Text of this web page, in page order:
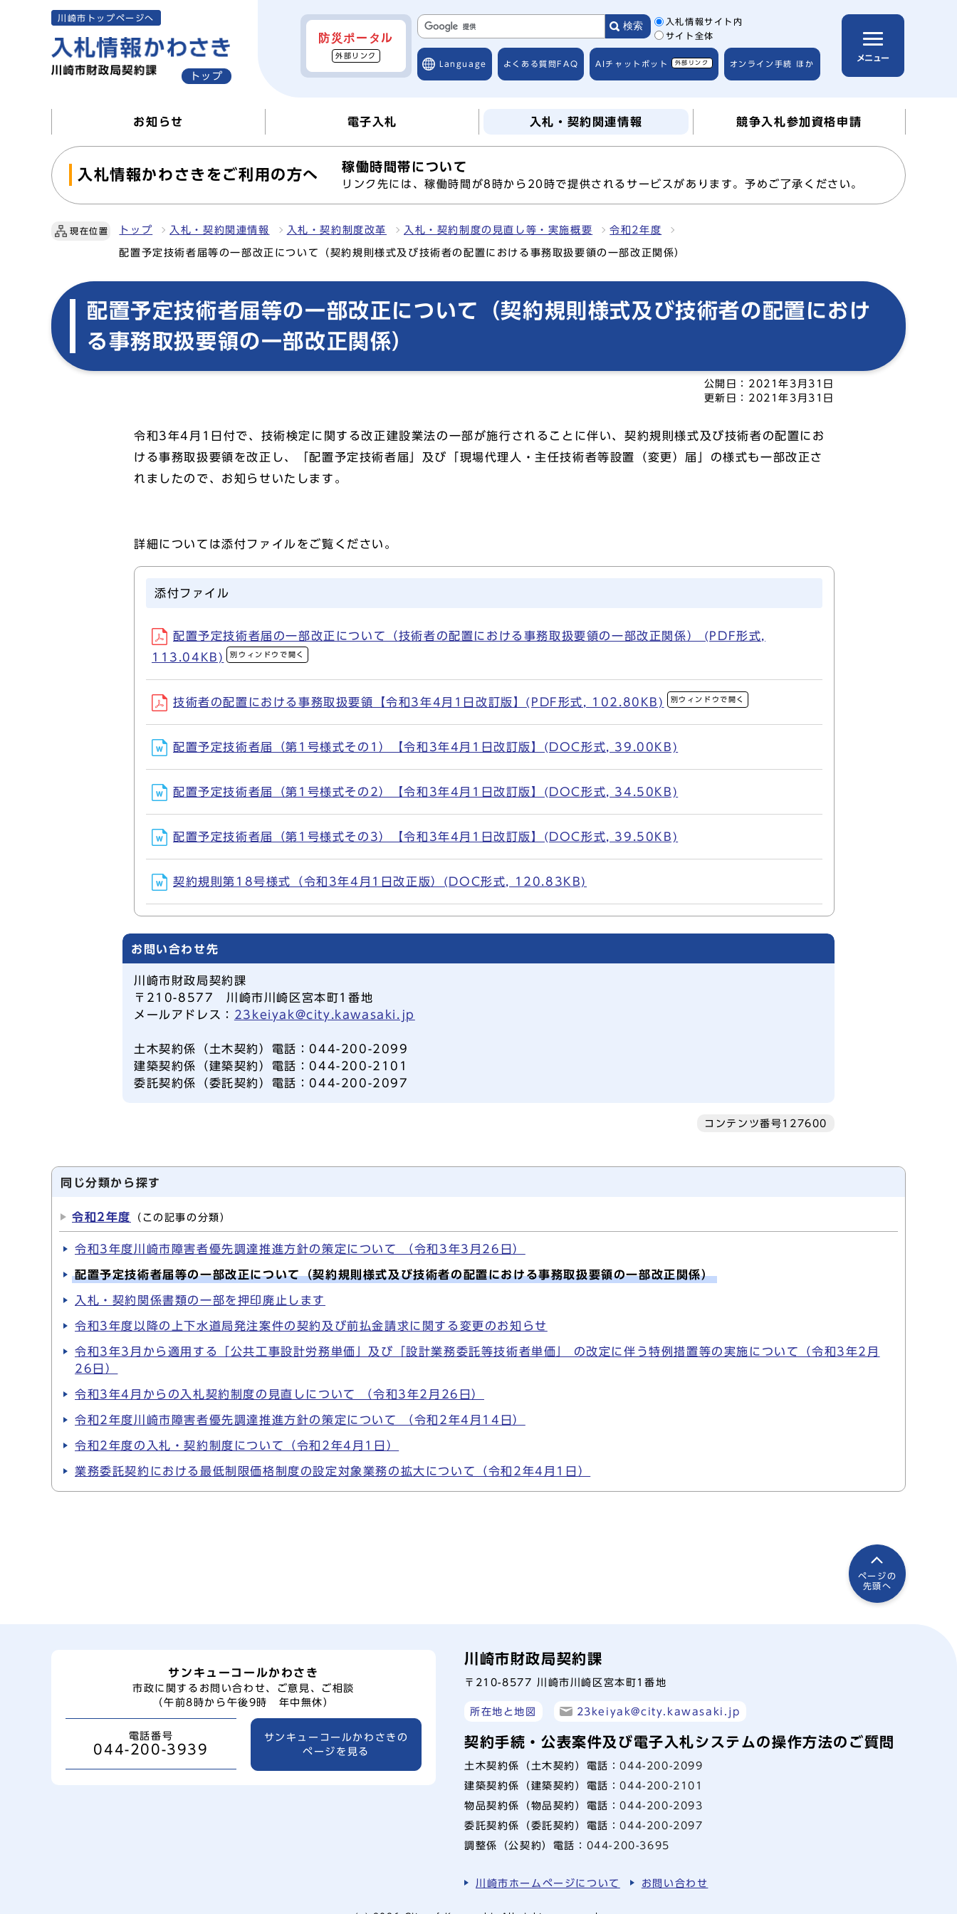
川崎市トップページへ
トップ
防災ポータル
外部リンク
検索 サイト内検索の範囲
入札情報サイト内
サイト全体
Language よくある質問 FAQ AIチャットボット 外部リンク オンライン手続 ほか
メニュー
お知らせ 電子入札 入札・契約関連情報 競争入札参加資格申請
入札情報かわさきをご利用の方へ
稼働時間帯について
リンク先には、稼働時間が8時から20時で提供されるサービスがあります。予めご了承ください。
現在位置 トップ 入札・契約関連情報 入札・契約制度改革 入札・契約制度の見直し等・実施概要 令和2年度
配置予定技術者届等の一部改正について（契約規則様式及び技術者の配置における事務取扱要領の一部改正関係）
配置予定技術者届等の一部改正について（契約規則様式及び技術者の配置におけ
る事務取扱要領の一部改正関係）
公開日： 2021年3月31日
更新日： 2021年3月31日
令和3年4月1日付で、技術検定に関する改正建設業法の一部が施行されることに伴い、契約規則様式及び技術者の配置にお
ける事務取扱要領を改正し、「配置予定技術者届」及び「現場代理人・主任技術者等設置（変更）届」の様式も一部改正さ
れましたので、お知らせいたします。
詳細については添付ファイルをご覧ください。
添付ファイル
配置予定技術者届の一部改正について（技術者の配置における事務取扱要領の一部改正関係） (PDF形式,
113.04KB)
別ウィンドウで開く
技術者の配置における事務取扱要領【令和3年4月1日改訂版】(PDF形式, 102.80KB) 別ウィンドウで開く
配置予定技術者届（第1号様式その1）【令和3年4月1日改訂版】(DOC形式, 39.00KB)
配置予定技術者届（第1号様式その2）【令和3年4月1日改訂版】(DOC形式, 34.50KB)
配置予定技術者届（第1号様式その3）【令和3年4月1日改訂版】(DOC形式, 39.50KB)
契約規則第18号様式（令和3年4月1日改正版）(DOC形式, 120.83KB)
お問い合わせ先
川崎市財政局契約課
〒210-8577 川崎市川崎区宮本町1番地
メールアドレス： 23keiyak@city.kawasaki.jp
土木契約係（土木契約）電話：044-200-2099
建築契約係（建築契約）電話：044-200-2101
委託契約係（委託契約）電話：044-200-2097
コンテンツ番号127600
同じ分類から探す
令和2年度 （この記事の分類）
令和3年度川崎市障害者優先調達推進方針の策定について （令和3年3月26日）
配置予定技術者届等の一部改正について（契約規則様式及び技術者の配置における事務取扱要領の一部改正関係）
入札・契約関係書類の一部を押印廃止します
令和3年度以降の上下水道局発注案件の契約及び前払金請求に関する変更のお知らせ
令和3年3月から適用する「公共工事設計労務単価」及び「設計業務委託等技術者単価」 の改定に伴う特例措置等の実施について（令和3年2月
26日）
令和3年4月からの入札契約制度の見直しについて （令和3年2月26日）
令和2年度川崎市障害者優先調達推進方針の策定について （令和2年4月14日）
令和2年度の入札・契約制度について（令和2年4月1日）
業務委託契約における最低制限価格制度の設定対象業務の拡大について（令和2年4月1日）
ページの
先頭へ
サンキューコールかわさき
市政に関するお問い合わせ、ご意見、ご相談
（午前8時から午後9時 年中無休）
電話番号
044-200-3939
サンキューコールかわさきの
ページを見る
川崎市財政局契約課
〒210-8577 川崎市川崎区宮本町1番地
所在地と地図 23keiyak@city.kawasaki.jp
契約手続・公表案件及び電子入札システムの操作方法のご質問
土木契約係（土木契約）電話：044-200-2099
建築契約係（建築契約）電話：044-200-2101
物品契約係（物品契約）電話：044-200-2093
委託契約係（委託契約）電話：044-200-2097
調整係（公契約）電話： 044-200-3695
川崎市ホームページについて お問い合わせ